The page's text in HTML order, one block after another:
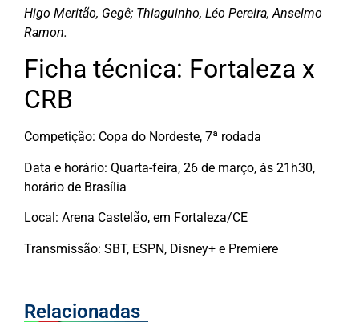
Higo Meritão, Gegê; Thiaguinho, Léo Pereira, Anselmo
Ramon.
Ficha técnica: Fortaleza x
CRB
Competição: Copa do Nordeste, 7ª rodada
Data e horário: Quarta-feira, 26 de março, às 21h30,
horário de Brasília
Local: Arena Castelão, em Fortaleza/CE
Transmissão: SBT, ESPN, Disney+ e Premiere
Relacionadas